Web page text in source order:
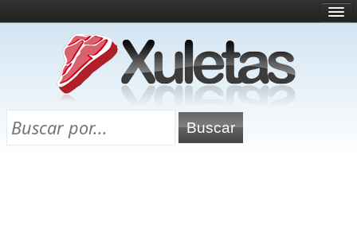
¿Qué es esto?
Directorio
Chuletas para exámenes